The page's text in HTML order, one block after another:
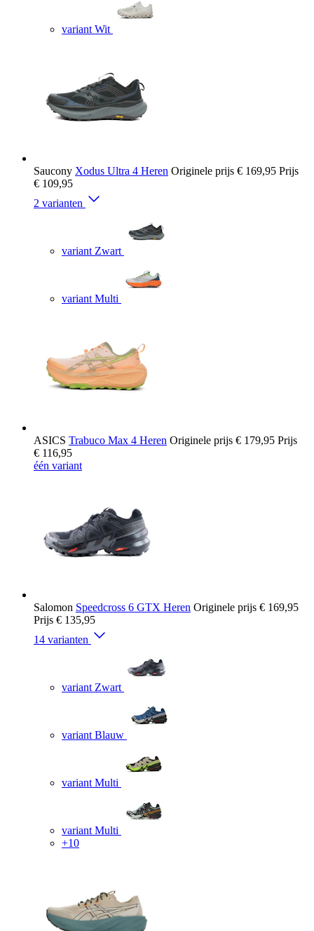
variant Wit
Saucony Xodus Ultra 4 Heren Originele prijs € 169,95 Prijs
€ 109,95
2 varianten
variant Zwart
variant Multi
ASICS Trabuco Max 4 Heren Originele prijs € 179,95 Prijs
€ 116,95
één variant
Salomon Speedcross 6 GTX Heren Originele prijs € 169,95
Prijs € 135,95
14 varianten
variant Zwart
variant Blauw
variant Multi
variant Multi
+10